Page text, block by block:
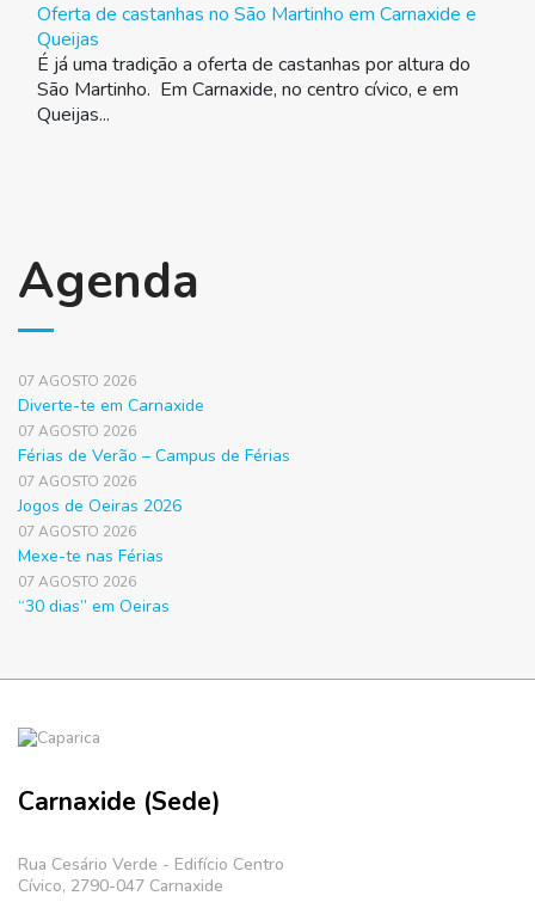
Oferta de castanhas no São Martinho em Carnaxide e
Queijas
É já uma tradição a oferta de castanhas por altura do
São Martinho. Em Carnaxide, no centro cívico, e em
Queijas...
Agenda
07 AGOSTO 2026
Diverte-te em Carnaxide
07 AGOSTO 2026
Férias de Verão – Campus de Férias
07 AGOSTO 2026
Jogos de Oeiras 2026
07 AGOSTO 2026
Mexe-te nas Férias
07 AGOSTO 2026
“30 dias” em Oeiras
Carnaxide (Sede)
Rua Cesário Verde - Edifício Centro
Cívico, 2790-047 Carnaxide